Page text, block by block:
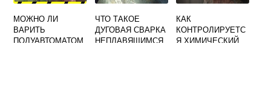
МОЖНО ЛИ
ВАРИТЬ
ПОЛУАВТОМАТОМ
ЧТО ТАКОЕ
ДУГОВАЯ СВАРКА
НЕПЛАВЯЩИМСЯ
КАК
КОНТРОЛИРУЕТС
Я ХИМИЧЕСКИЙ